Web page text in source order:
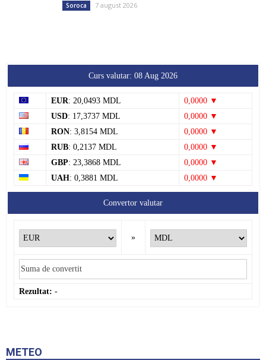
Soroca 7 august 2026
Curs valutar: 08 Aug 2026
EUR: 20,0493 MDL
0,0000 ▼
USD: 17,3737 MDL
0,0000 ▼
RON: 3,8154 MDL
0,0000 ▼
RUB: 0,2137 MDL
0,0000 ▼
GBP: 23,3868 MDL
0,0000 ▼
UAH: 0,3881 MDL 0,0000 ▼
Convertor valutar
»
Rezultat: -
METEO